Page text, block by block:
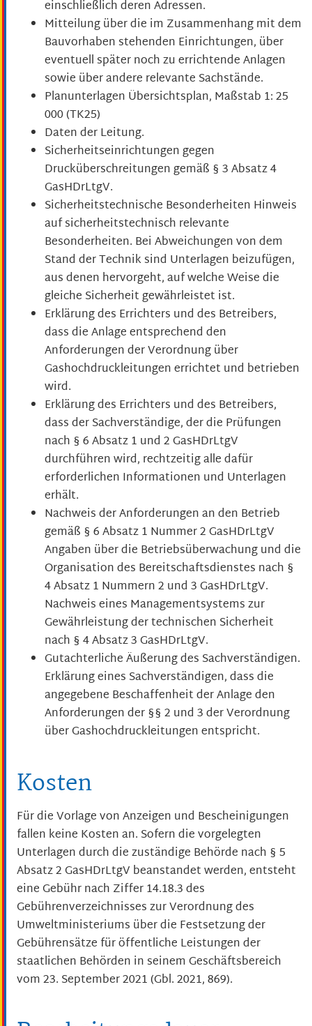
einschließlich deren Adressen.
Mitteilung über die im Zusammenhang mit dem
Bauvorhaben stehenden Einrichtungen, über
eventuell später noch zu errichtende Anlagen
sowie über andere relevante Sachstände.
Planunterlagen Übersichtsplan, Maßstab 1: 25
000 (TK25)
Daten der Leitung.
Sicherheitseinrichtungen gegen
Drucküberschreitungen gemäß § 3 Absatz 4
GasHDrLtgV.
Sicherheitstechnische Besonderheiten Hinweis
auf sicherheitstechnisch relevante
Besonderheiten. Bei Abweichungen von dem
Stand der Technik sind Unterlagen beizufügen,
aus denen hervorgeht, auf welche Weise die
gleiche Sicherheit gewährleistet ist.
Erklärung des Errichters und des Betreibers,
dass die Anlage entsprechend den
Anforderungen der Verordnung über
Gashochdruckleitungen errichtet und betrieben
wird.
Erklärung des Errichters und des Betreibers,
dass der Sachverständige, der die Prüfungen
nach § 6 Absatz 1 und 2 GasHDrLtgV
durchführen wird, rechtzeitig alle dafür
erforderlichen Informationen und Unterlagen
erhält.
Nachweis der Anforderungen an den Betrieb
gemäß § 6 Absatz 1 Nummer 2 GasHDrLtgV
Angaben über die Betriebsüberwachung und die
Organisation des Bereitschaftsdienstes nach §
4 Absatz 1 Nummern 2 und 3 GasHDrLtgV.
Nachweis eines Managementsystems zur
Gewährleistung der technischen Sicherheit
nach § 4 Absatz 3 GasHDrLtgV.
Gutachterliche Äußerung des Sachverständigen.
Erklärung eines Sachverständigen, dass die
angegebene Beschaffenheit der Anlage den
Anforderungen der §§ 2 und 3 der Verordnung
über Gashochdruckleitungen entspricht.
Kosten
Für die Vorlage von Anzeigen und Bescheinigungen
fallen keine Kosten an. Sofern die vorgelegten
Unterlagen durch die zuständige Behörde nach § 5
Absatz 2 GasHDrLtgV beanstandet werden, entsteht
eine Gebühr nach Ziffer 14.18.3 des
Gebührenverzeichnisses zur Verordnung des
Umweltministeriums über die Festsetzung der
Gebührensätze für öffentliche Leistungen der
staatlichen Behörden in seinem Geschäftsbereich
vom 23. September 2021 (Gbl. 2021, 869).